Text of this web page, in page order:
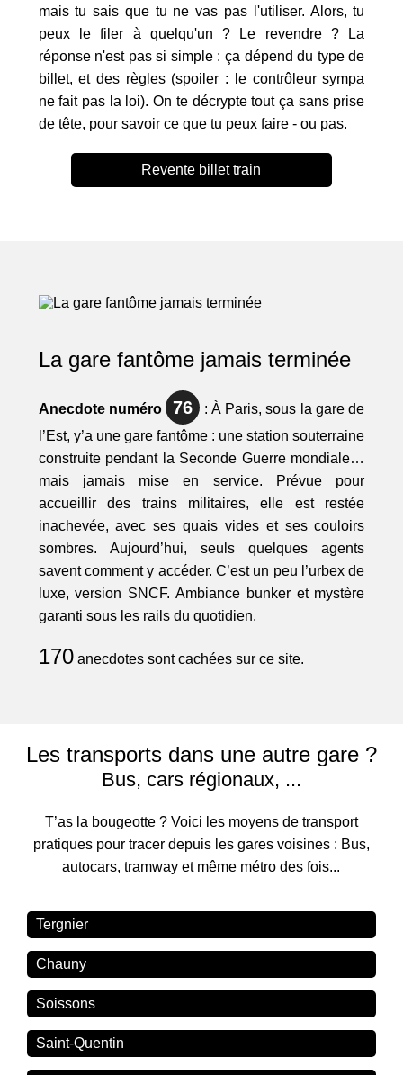
mais tu sais que tu ne vas pas l'utiliser. Alors, tu
peux le filer à quelqu'un ? Le revendre ? La
réponse n'est pas si simple : ça dépend du type de
billet, et des règles (spoiler : le contrôleur sympa
ne fait pas la loi). On te décrypte tout ça sans prise
de tête, pour savoir ce que tu peux faire - ou pas.
Revente billet train
La gare fantôme jamais terminée
Anecdote numéro 76
: À Paris, sous la gare de
l’Est, y’a une gare fantôme : une station souterraine
construite pendant la Seconde Guerre mondiale…
mais jamais mise en service. Prévue pour
accueillir des trains militaires, elle est restée
inachevée, avec ses quais vides et ses couloirs
sombres. Aujourd’hui, seuls quelques agents
savent comment y accéder. C’est un peu l’urbex de
luxe, version SNCF. Ambiance bunker et mystère
garanti sous les rails du quotidien.
170anecdotes sont cachées sur ce site.
Les transports dans une autre gare ?
Bus, cars régionaux, ...
T’as la bougeotte ? Voici les moyens de transport
pratiques pour tracer depuis les gares voisines : Bus,
autocars, tramway et même métro des fois...
Tergnier
Chauny
Soissons
Saint-Quentin